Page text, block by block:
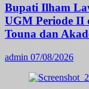
Bupati Ilham
UGM Periode II
Touna dan
admin 07/08/2026